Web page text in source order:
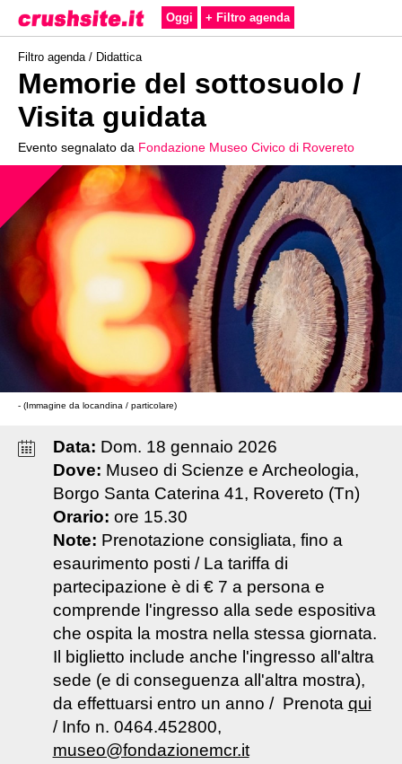
Oggi + Filtro agenda
Filtro agenda / Didattica
Memorie del sottosuolo /
Visita guidata
Evento segnalato da Fondazione Museo Civico di Rovereto
- (Immagine da locandina / particolare)
Data: Dom. 18 gennaio 2026
Dove: Museo di Scienze e Archeologia,
Borgo Santa Caterina 41, Rovereto (Tn)
Orario: ore 15.30
Note: Prenotazione consigliata, fino a
esaurimento posti / La tariffa di
partecipazione è di € 7 a persona e
comprende l'ingresso alla sede espositiva
che ospita la mostra nella stessa giornata.
Il biglietto include anche l'ingresso all'altra
sede (e di conseguenza all'altra mostra),
da effettuarsi entro un anno / Prenota qui
/ Info n. 0464.452800,
museo@fondazionemcr.it